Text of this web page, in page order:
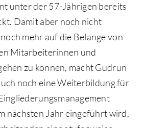
unter der 57-Jährigen bereits
Damit aber noch nicht
mehr auf die Belange von
Mitarbeiterinnen und
zu können, macht Gudrun
noch eine Weiterbildung für
nächsten Jahr eingeführt wird,